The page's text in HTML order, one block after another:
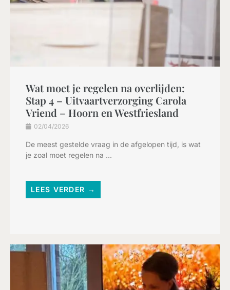
Wat moet je regelen na overlijden:
Stap 4 – Uitvaartverzorging Carola
Vriend – Hoorn en Westfriesland
02/04/2026
De meest gestelde vraag in de afgelopen tijd, is wat
je zoal moet regelen na ...
LEES VERDER →